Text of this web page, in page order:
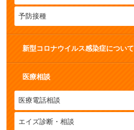
予防接種
新型コロナウイルス感染症について
医療相談
医療電話相談
エイズ診断・相談